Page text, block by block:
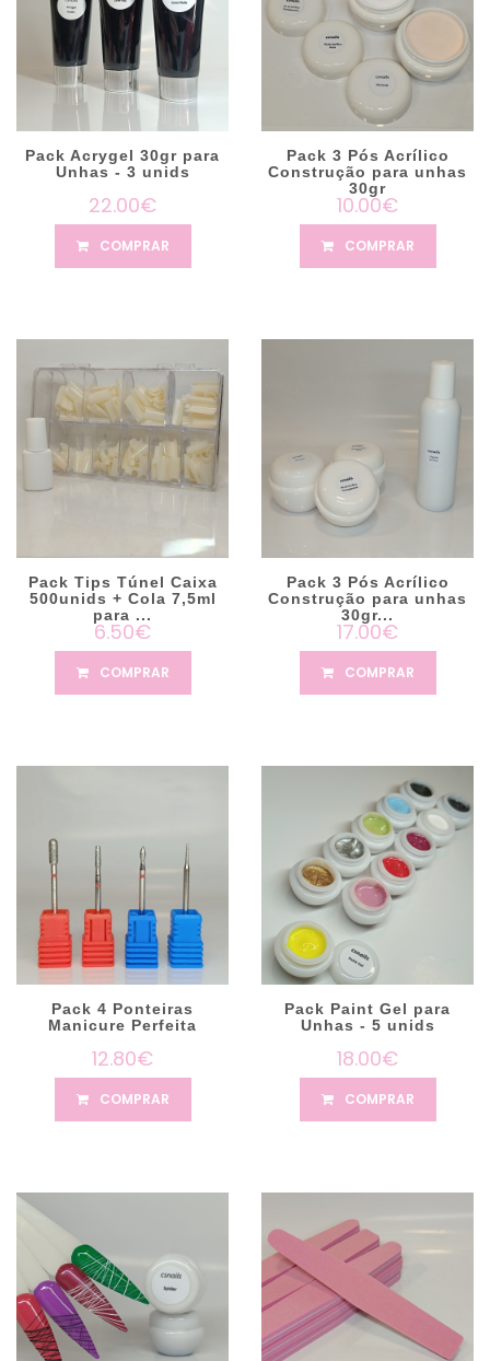
Pack Acrygel 30gr para
Unhas - 3 unids
22.00€
COMPRAR
Pack 3 Pós Acrílico
Construção para unhas
30gr
10.00€
COMPRAR
Pack Tips Túnel Caixa
500unids + Cola 7,5ml
para ...
6.50€
COMPRAR
Pack 3 Pós Acrílico
Construção para unhas
30gr...
17.00€
COMPRAR
Pack 4 Ponteiras
Manicure Perfeita
12.80€
COMPRAR
Pack Paint Gel para
Unhas - 5 unids
18.00€
COMPRAR